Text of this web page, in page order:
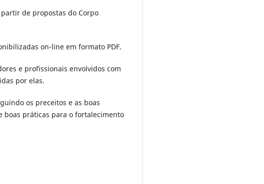
partir de propostas do Corpo
on-line em formato PDF.
e profissionais envolvidos com
por elas.
os preceitos e as boas
boas práticas para o fortalecimento